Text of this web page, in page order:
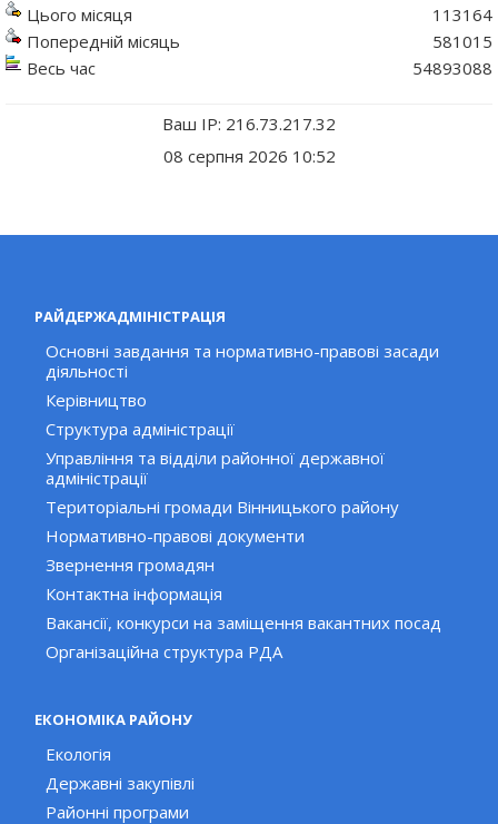
Цього місяця
Попередній місяць
Весь час
113164
581015
54893088
Ваш IP: 216.73.217.32
08 серпня 2026 10:52
РАЙДЕРЖАДМІНІСТРАЦІЯ
Основні завдання та нормативно-правові засади
діяльності
Керівництво
Структура адміністрації
Управління та відділи районної державної
адміністрації
Територіальні громади Вінницького району
Нормативно-правові документи
Звернення громадян
Контактна інформація
Вакансії, конкурси на заміщення вакантних посад
Організаційна структура РДА
ЕКОНОМІКА РАЙОНУ
Екологія
Державні закупівлі
Районні програми